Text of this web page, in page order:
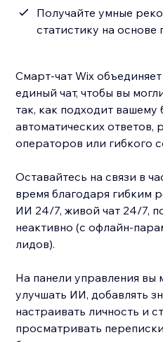
Получайте умные
статистику на основе
Смарт-чат Wix
единый чат, чтобы вы
так, как подходит
автоматических ответов,
операторов или гибкого
Оставайтесь на связи в
время благодаря гибким
ИИ 24/7, живой чат 24/7,
неактивно (с офлайн-
лидов).
На панели управления вы
улучшать ИИ, добавлять
настраивать личность и
просматривать